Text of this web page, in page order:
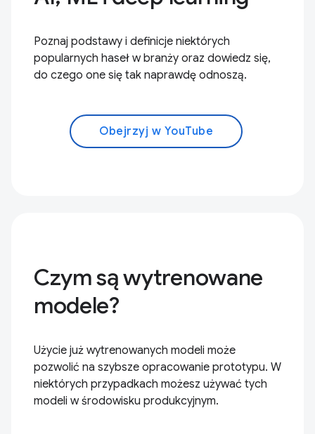
Poznaj podstawy i definicje niektórych
popularnych haseł w branży oraz dowiedz się,
do czego one się tak naprawdę odnoszą.
Obejrzyj w YouTube
Czym są wytrenowane
modele?
Użycie już wytrenowanych modeli może
pozwolić na szybsze opracowanie prototypu. W
niektórych przypadkach możesz używać tych
modeli w środowisku produkcyjnym.